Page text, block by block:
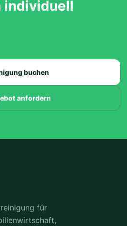
individuell
buchen
anfordern
für